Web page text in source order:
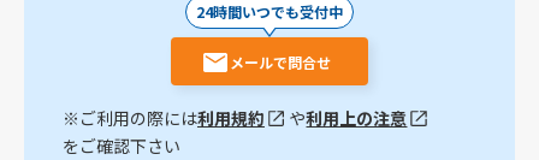
24時間いつでも受付中
メールで問合せ
※ご利用の際には利用規約 や利用上の注意
をご確認下さい